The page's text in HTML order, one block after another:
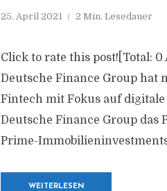
25. April 2021 2 Min. Lesedauer
Click to rate this post![Total:
Deutsche Finance Group hat
Fintech mit Fokus auf
Deutsche Finance Group
Prime-
WEITERLESEN